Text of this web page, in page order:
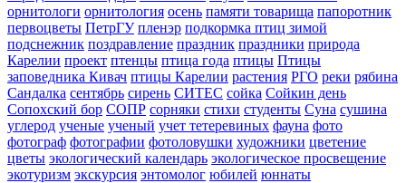
орнитологи орнитология осень памяти товарища папоротник
первоцветы ПетрГУ пленэр подкормка птиц зимой
подснежник поздравление праздник праздники природа
Карелии проект птенцы птица года птицы Птицы
заповедника Кивач птицы Карелии растения РГО реки рябина
Сандалка сентябрь сирень СИТЕС сойка Сойкин день
Сопохский бор СОПР сорняки стихи студенты Суна сушина
углерод ученые ученый учет тетеревиных фауна фото
фотограф фотографии фотоловушки художники цветение
цветы экологический календарь экологическое просвещение
экотуризм экскурсия энтомолог юбилей юннаты